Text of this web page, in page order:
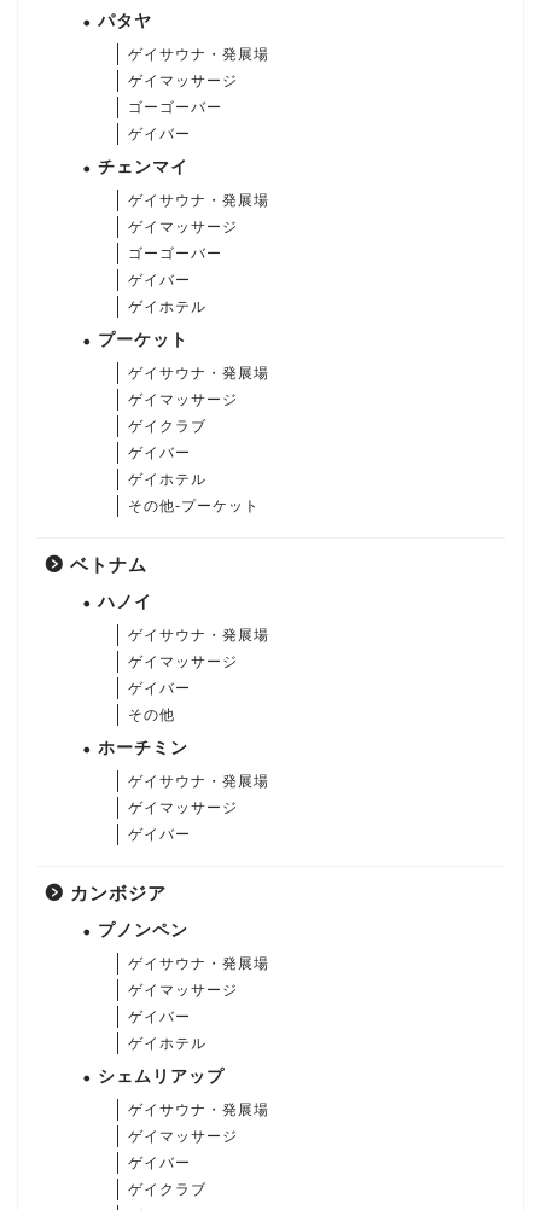
パタヤ
ゲイサウナ・発展場
ゲイマッサージ
ゴーゴーバー
ゲイバー
チェンマイ
ゲイサウナ・発展場
ゲイマッサージ
ゴーゴーバー
ゲイバー
ゲイホテル
プーケット
ゲイサウナ・発展場
ゲイマッサージ
ゲイクラブ
ゲイバー
ゲイホテル
その他-プーケット
ベトナム
ハノイ
ゲイサウナ・発展場
ゲイマッサージ
ゲイバー
その他
ホーチミン
ゲイサウナ・発展場
ゲイマッサージ
ゲイバー
カンボジア
プノンペン
ゲイサウナ・発展場
ゲイマッサージ
ゲイバー
ゲイホテル
シェムリアップ
ゲイサウナ・発展場
ゲイマッサージ
ゲイバー
ゲイクラブ